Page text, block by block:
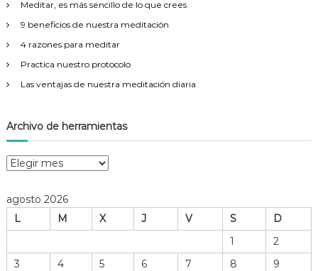
:
Meditar, es más sencillo de lo que crees
9 beneficios de nuestra meditación
4 razones para meditar
Practica nuestro protocolo
Las ventajas de nuestra meditación diaria
Archivo de herramientas
A
h
o
agosto 2026
L
M X J V S
D
1
2
3
4 5 6 7 8
9